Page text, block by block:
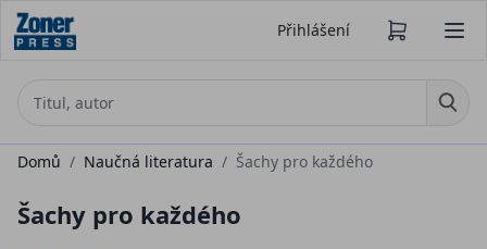
Přihlášení
Domů / Naučná literatura / Šachy pro každého
Šachy pro každého